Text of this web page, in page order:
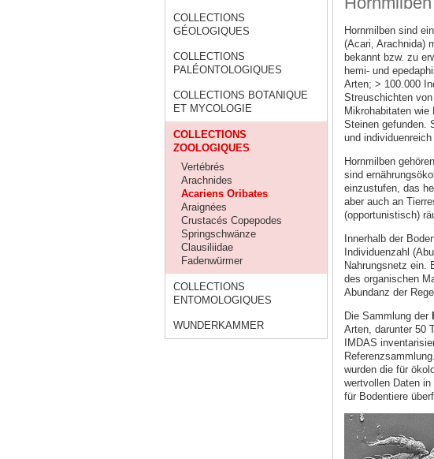
COLLECTIONS
GÉOLOGIQUES
COLLECTIONS
PALÉONTOLOGIQUES
COLLECTIONS BOTANIQUE
ET MYCOLOGIE
COLLECTIONS
ZOOLOGIQUES
Vertébrés
Arachnides
Acariens Oribates
Araignées
Crustacés Copepodes
Springschwänze
Clausiliidae
Fadenwürmer
COLLECTIONS
ENTOMOLOGIQUES
WUNDERKAMMER
Hornmilben sind
(Acari, Arachnida)
bekannt bzw. zu
hemi- und
Arten; > 100.000
Streuschichten
Mikrohabitaten
Steinen gefunden.
und
Hornmilben
sind
einzustufen, das
aber auch an
(opportunistisch)
Innerhalb der
Individuenzahl
Nahrungsnetz ein.
des organischen
Abundanz der
Die Sammlung der
Arten, darunter 50
IMDAS
wurden die für
wertvollen Daten
für Bodentiere